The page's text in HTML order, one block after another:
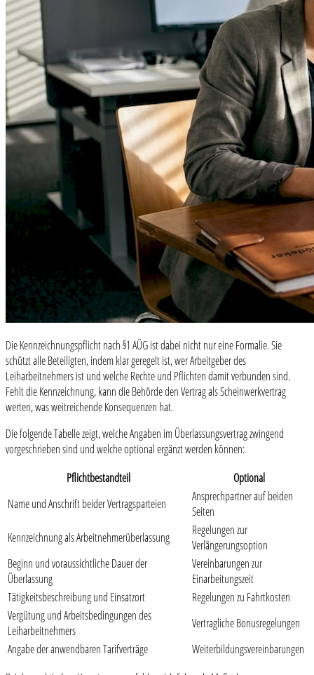
Die Kennzeichnungspflicht nach §1 AÜG ist dabei nicht nur eine Formalie. Sie
schützt alle Beteiligten, indem klar geregelt ist, wer Arbeitgeber des
Leiharbeitnehmers ist und welche Rechte und Pflichten damit verbunden sind.
Fehlt die Kennzeichnung, kann die Behörde den Vertrag als Scheinwerkvertrag
werten, was weitreichende Konsequenzen hat.
Die folgende Tabelle zeigt, welche Angaben im Überlassungsvertrag zwingend
vorgeschrieben sind und welche optional ergänzt werden können:
Pflichtbestandteil
Optional
Name und Anschrift beider Vertragsparteien
Ansprechpartner auf beiden
Seiten
Kennzeichnung als Arbeitnehmerüberlassung
Regelungen zur
Verlängerungsoption
Beginn und voraussichtliche Dauer der
Überlassung
Vereinbarungen zur
Einarbeitungszeit
Tätigkeitsbeschreibung und Einsatzort
Regelungen zu Fahrtkosten
Vergütung und Arbeitsbedingungen des
Leiharbeitnehmers
Vertragliche Bonusregelungen
Angabe der anwendbaren Tarifverträge
Weiterbildungsvereinbarungen